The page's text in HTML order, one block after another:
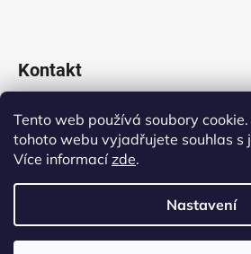
Tento web používá soubory
tohoto webu vyjadřujete souhlas s
Více informacízde.
Nastavení
Kontakt
obchod@vladeko.cz
+420 311 678 445
Vytvořil